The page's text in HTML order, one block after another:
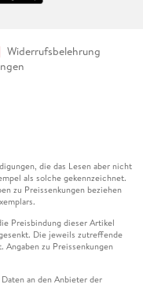
Widerrufsbelehrung
die das Lesen aber nicht
als solche gekennzeichnet.
zu Preissenkungen beziehen
Preisbindung dieser Artikel
Die jeweils zutreffende
zu Preissenkungen
an den Anbieter der